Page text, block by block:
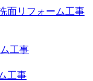
面リフォーム工事
工事
工事